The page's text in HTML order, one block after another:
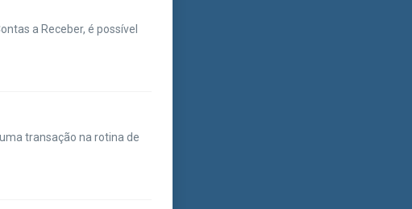
a Receber, é possível
transação na rotina de